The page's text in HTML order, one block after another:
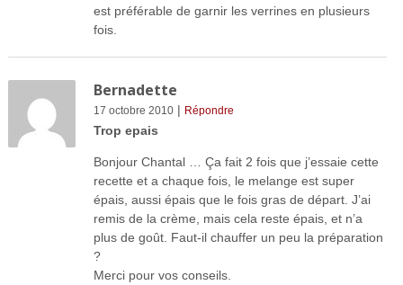
est préférable de garnir les verrines en plusieurs
fois.
Bernadette
17 octobre 2010| Répondre
Trop epais
Bonjour Chantal … Ça fait 2 fois que j’essaie cette
recette et a chaque fois, le melange est super
épais, aussi épais que le fois gras de départ. J’ai
remis de la crème, mais cela reste épais, et n’a
plus de goût. Faut-il chauffer un peu la préparation
?
Merci pour vos conseils.